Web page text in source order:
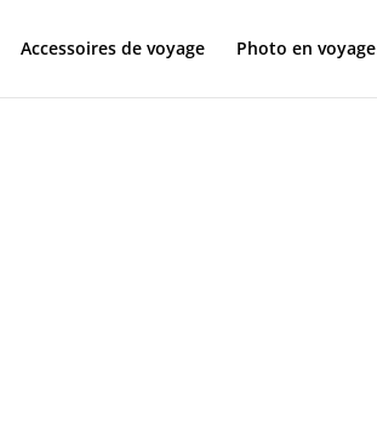
Accessoires de voyage Photo en voyage